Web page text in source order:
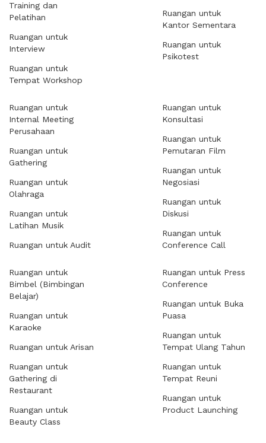
Training dan
Pelatihan
Ruangan untuk
Interview
Ruangan untuk
Tempat Workshop
Ruangan untuk
Kantor Sementara
Ruangan untuk
Psikotest
Ruangan untuk
Internal Meeting
Perusahaan
Ruangan untuk
Gathering
Ruangan untuk
Olahraga
Ruangan untuk
Latihan Musik
Ruangan untuk Audit
Ruangan untuk
Konsultasi
Ruangan untuk
Pemutaran Film
Ruangan untuk
Negosiasi
Ruangan untuk
Diskusi
Ruangan untuk
Conference Call
Ruangan untuk
Bimbel (Bimbingan
Belajar)
Ruangan untuk
Karaoke
Ruangan untuk Arisan
Ruangan untuk
Gathering di
Restaurant
Ruangan untuk
Beauty Class
Ruangan untuk Press
Conference
Ruangan untuk Buka
Puasa
Ruangan untuk
Tempat Ulang Tahun
Ruangan untuk
Tempat Reuni
Ruangan untuk
Product Launching